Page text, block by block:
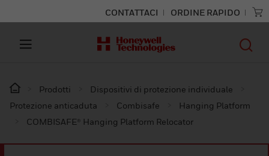
CONTATTACI ORDINE RAPIDO
Prodotti
Dispositivi di protezione individuale
Protezione anticaduta
Combisafe
Hanging Platform
COMBISAFE® Hanging Platform Relocator